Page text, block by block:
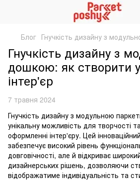
Блог Гнучкість дизайну з
Гнучкість дизайну з
дошкою: як створити
інтер'єр
7 травня 2024
Гнучкість дизайну з модульною
унікальну можливість для творчості
оформленні інтер'єру. Цей
забезпечує високий рівень
довговічності, але й відкриває
дизайнерських рішень, дозволяючи
відображатиме індивідуальність та